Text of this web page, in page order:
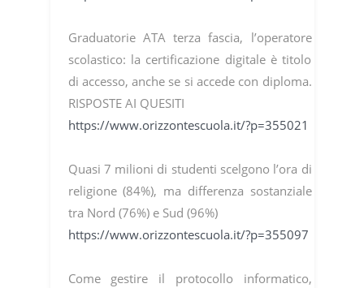
Graduatorie ATA terza fascia, l’operatore
scolastico: la certificazione digitale è titolo
di accesso, anche se si accede con diploma.
RISPOSTE AI QUESITI
https://www.orizzontescuola.it/?p=355021
Quasi 7 milioni di studenti scelgono l’ora di
religione (84%), ma differenza sostanziale
tra Nord (76%) e Sud (96%)
https://www.orizzontescuola.it/?p=355097
Come gestire il protocollo informatico,